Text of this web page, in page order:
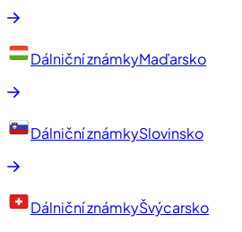
Dálniční známkyMaďarsko
Dálniční známkySlovinsko
Dálniční známkyŠvýcarsko